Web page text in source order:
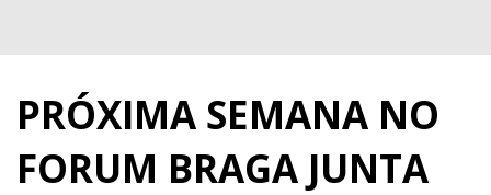
PRÓXIMA SEMANA NO
FORUM BRAGA JUNTA